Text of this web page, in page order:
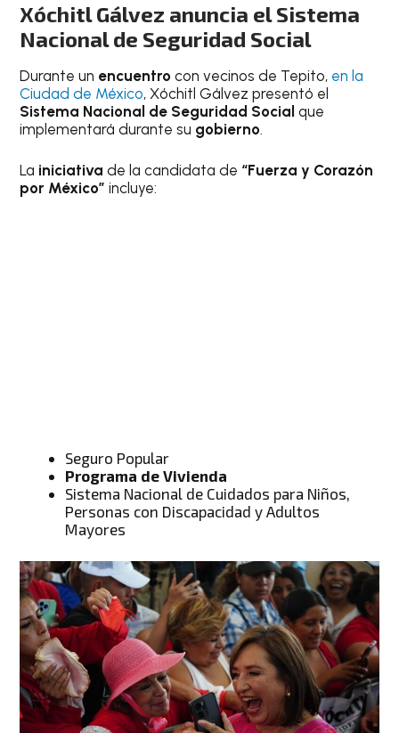
Xóchitl Gálvez anuncia el Sistema
Nacional de Seguridad Social
Durante un encuentrocon vecinos de Tepito, en la
Ciudad de México, Xóchitl Gálvez presentó el
Sistema Nacional de Seguridad Social que
implementará durante su gobierno.
La iniciativade la candidata de “Fuerza y Corazón
por México” incluye:
Seguro Popular
Programa de Vivienda
Sistema Nacional de Cuidados para Niños,
Personas con Discapacidad y Adultos
Mayores